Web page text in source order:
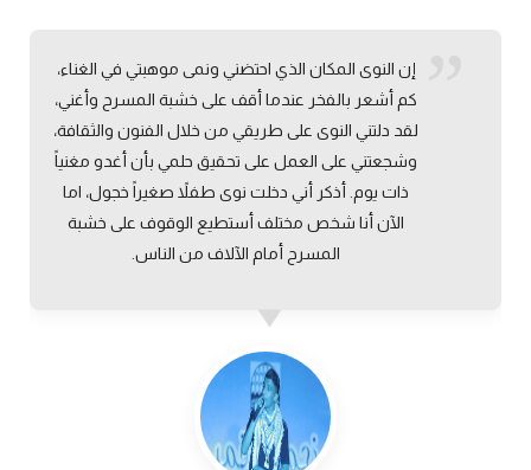
إن النوى المكان الذي احتضني ونمى موهبتي في الغناء،
كم أشعر بالفخر عندما أقف على خشبة المسرح وأغني،
لقد دلتني النوى على طريقي من خلال الفنون والثقافة،
وشجعتني على العمل على تحقيق حلمي بأن أغدو مغنياً
ذات يوم. أذكر أني دخلت نوى طفلاً صغيراً خجول، اما
الآن أنا شخص مختلف أستطيع الوقوف على خشبة
المسرح أمام الآلاف من الناس.